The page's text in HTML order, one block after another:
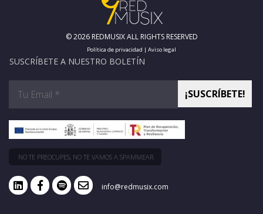
© 2026 REDMUSIX ALL RIGHTS RESERVED
Política de privacidad | Aviso legal
SUSCRÍBETE A NUESTRO BOLETÍN
NO TE PREOCUPES, NO TE VAMOS A SPAMMEAR.
info@redmusix.com